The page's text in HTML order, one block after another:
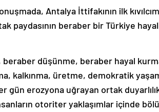
Antalya İttifakının ilk
paydasının beraber bir Türkiye
beraber düşünme, beraber hayal
kalkınma, üretme, demokratik
gün erozyona uğrayan ortak
otoriter yaklaşımlar içinde